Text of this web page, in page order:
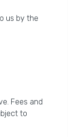
us by the
Fees and
to